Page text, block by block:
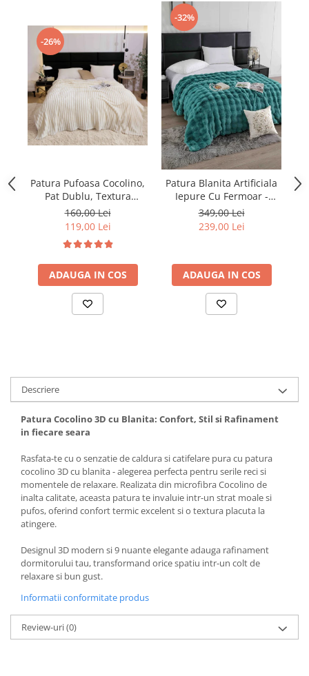
-26%
Patura Pufoasa Cocolino,
Pat Dublu, Textura
Reiata, Crem
160,00 Lei
119,00 Lei
ADAUGA IN COS
-32%
Patura Blanita Artificiala
Iepure Cu Fermoar -
Turcoaz
349,00 Lei
239,00 Lei
ADAUGA IN COS
Descriere
Patura Cocolino 3D cu Blanita: Confort, Stil si Rafinament
in fiecare seara
Rasfata-te cu o senzatie de caldura si catifelare pura cu patura
cocolino 3D cu blanita - alegerea perfecta pentru serile reci si
momentele de relaxare. Realizata din microfibra Cocolino de
inalta calitate, aceasta patura te invaluie intr-un strat moale si
pufos, oferind confort termic excelent si o textura placuta la
atingere.
Designul 3D modern si 9 nuante elegante adauga rafinament
dormitorului tau, transformand orice spatiu intr-un colt de
relaxare si bun gust.
Informatii conformitate produs
Review-uri(0)